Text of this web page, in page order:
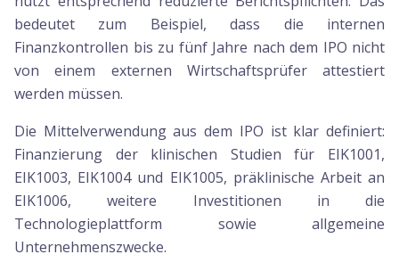
bedeutet zum Beispiel, dass die internen
Finanzkontrollen bis zu fünf Jahre nach dem IPO nicht
von einem externen Wirtschaftsprüfer attestiert
werden müssen.
Die Mittelverwendung aus dem IPO ist klar definiert:
Finanzierung der klinischen Studien für EIK1001,
EIK1003, EIK1004 und EIK1005, präklinische Arbeit an
EIK1006, weitere Investitionen in die
Technologieplattform sowie allgemeine
Unternehmenszwecke.